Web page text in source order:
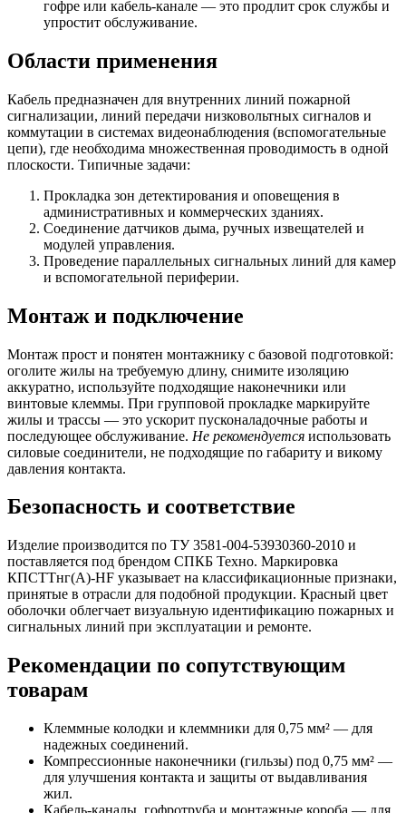
гофре или кабель-канале — это продлит срок службы и
упростит обслуживание.
Области применения
Кабель предназначен для внутренних линий пожарной
сигнализации, линий передачи низковольтных сигналов и
коммутации в системах видеонаблюдения (вспомогательные
цепи), где необходима множественная проводимость в одной
плоскости. Типичные задачи:
Прокладка зон детектирования и оповещения в
административных и коммерческих зданиях.
Соединение датчиков дыма, ручных извещателей и
модулей управления.
Проведение параллельных сигнальных линий для камер
и вспомогательной периферии.
Монтаж и подключение
Монтаж прост и понятен монтажнику с базовой подготовкой:
оголите жилы на требуемую длину, снимите изоляцию
аккуратно, используйте подходящие наконечники или
винтовые клеммы. При групповой прокладке маркируйте
жилы и трассы — это ускорит пусконаладочные работы и
последующее обслуживание. Не рекомендуется использовать
силовые соединители, не подходящие по габариту и викому
давления контакта.
Безопасность и соответствие
Изделие производится по ТУ 3581-004-53930360-2010 и
поставляется под брендом СПКБ Техно. Маркировка
КПСТТнг(А)-HF указывает на классификационные признаки,
принятые в отрасли для подобной продукции. Красный цвет
оболочки облегчает визуальную идентификацию пожарных и
сигнальных линий при эксплуатации и ремонте.
Рекомендации по сопутствующим
товарам
Клеммные колодки и клеммники для 0,75 мм² — для
надежных соединений.
Компрессионные наконечники (гильзы) под 0,75 мм² —
для улучшения контакта и защиты от выдавливания
жил.